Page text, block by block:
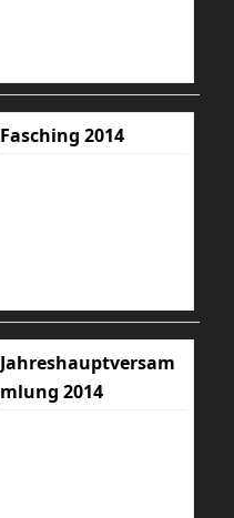
Fasching 2014
Jahreshauptversam
mlung 2014